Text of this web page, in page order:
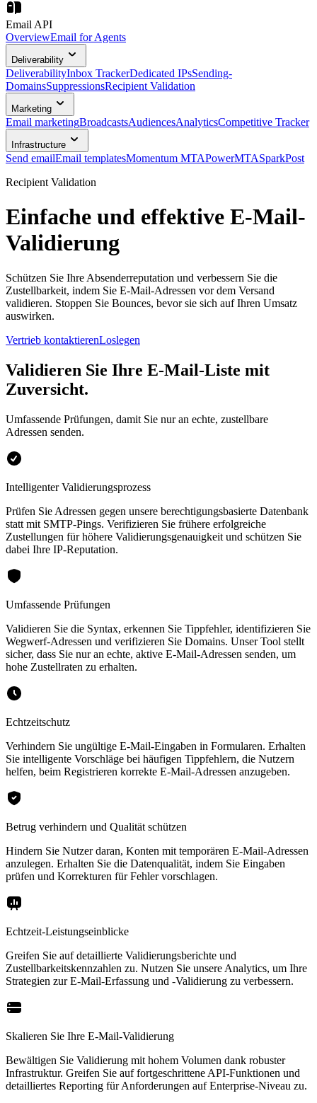
Email API
OverviewEmail for Agents
Deliverability
DeliverabilityInbox TrackerDedicated IPsSending-
DomainsSuppressionsRecipient Validation
Marketing
Email marketingBroadcastsAudiencesAnalyticsCompetitive Tracker
Infrastructure
Send emailEmail templatesMomentum MTAPowerMTASparkPost
Recipient Validation
Einfache und effektive E-Mail-
Validierung
Schützen Sie Ihre Absenderreputation und verbessern Sie die
Zustellbarkeit, indem Sie E-Mail-Adressen vor dem Versand
validieren. Stoppen Sie Bounces, bevor sie sich auf Ihren Umsatz
auswirken.
Vertrieb kontaktierenLoslegen
Validieren Sie Ihre E-Mail-Liste mit
Zuversicht.
Umfassende Prüfungen, damit Sie nur an echte, zustellbare
Adressen senden.
Intelligenter Validierungsprozess
Prüfen Sie Adressen gegen unsere berechtigungsbasierte Datenbank
statt mit SMTP-Pings. Verifizieren Sie frühere erfolgreiche
Zustellungen für höhere Validierungsgenauigkeit und schützen Sie
dabei Ihre IP-Reputation.
Umfassende Prüfungen
Validieren Sie die Syntax, erkennen Sie Tippfehler, identifizieren Sie
Wegwerf-Adressen und verifizieren Sie Domains. Unser Tool stellt
sicher, dass Sie nur an echte, aktive E-Mail-Adressen senden, um
hohe Zustellraten zu erhalten.
Echtzeitschutz
Verhindern Sie ungültige E-Mail-Eingaben in Formularen. Erhalten
Sie intelligente Vorschläge bei häufigen Tippfehlern, die Nutzern
helfen, beim Registrieren korrekte E-Mail-Adressen anzugeben.
Betrug verhindern und Qualität schützen
Hindern Sie Nutzer daran, Konten mit temporären E-Mail-Adressen
anzulegen. Erhalten Sie die Datenqualität, indem Sie Eingaben
prüfen und Korrekturen für Fehler vorschlagen.
Echtzeit-Leistungseinblicke
Greifen Sie auf detaillierte Validierungsberichte und
Zustellbarkeitskennzahlen zu. Nutzen Sie unsere Analytics, um Ihre
Strategien zur E-Mail-Erfassung und -Validierung zu verbessern.
Skalieren Sie Ihre E-Mail-Validierung
Bewältigen Sie Validierung mit hohem Volumen dank robuster
Infrastruktur. Greifen Sie auf fortgeschrittene API-Funktionen und
detailliertes Reporting für Anforderungen auf Enterprise-Niveau zu.